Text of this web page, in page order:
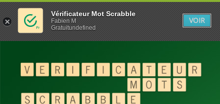
Vérificateur Mot Scrabble
Fabien M
Gratuitundefined
VOIR